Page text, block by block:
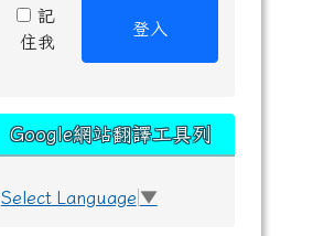
記
住我
登入
Google網站翻譯工具列
Select Language ▼